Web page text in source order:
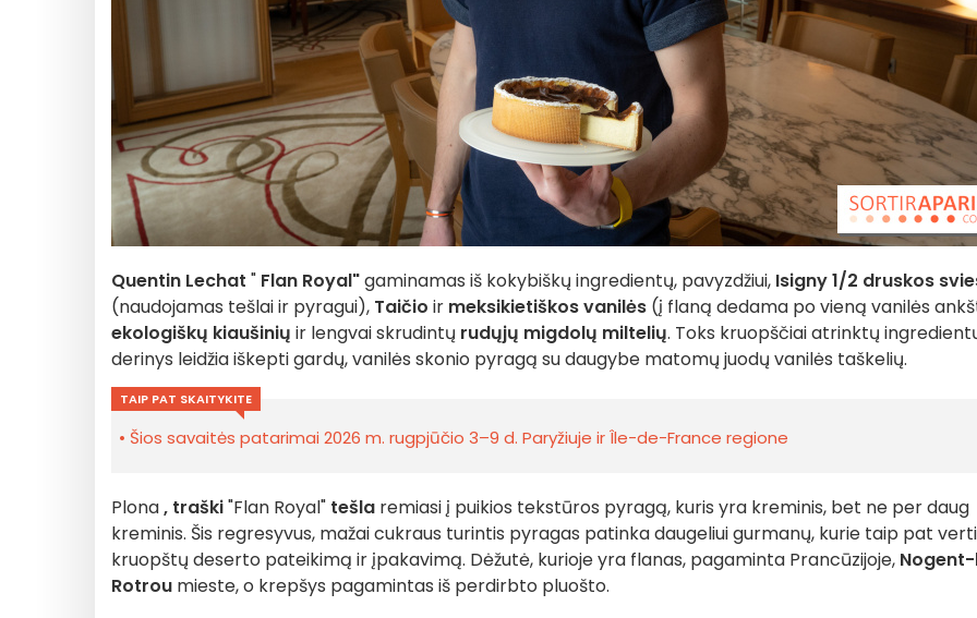
Quentin Lechat " Flan Royal"gaminamas iš kokybiškų ingredientų, pavyzdžiui, Isigny 1/2 druskos
(naudojamas tešlai ir pyragui), Taičio ir meksikietiškosvanilės (į flaną dedama po vieną vanilės
ekologiškų kiaušinių ir lengvai skrudintų rudųjų migdolų miltelių. Toks kruopščiai atrinktų
derinys leidžia iškepti gardų, vanilės skonio pyragą su daugybe matomų juodų vanilės taškelių.
TAIP PAT SKAITYKITE
Šios savaitės patarimai 2026 m. rugpjūčio 3–9 d. Paryžiuje ir Île-de-France regione
Plona, traški"Flan Royal" tešla remiasi į puikios tekstūros pyragą, kuris yra kreminis, bet ne per daug
kreminis. Šis regresyvus, mažai cukraus turintis pyragas patinka daugeliui gurmanų, kurie taip pat
kruopštų deserto pateikimą ir įpakavimą. Dėžutė, kurioje yra flanas, pagaminta Prancūzijoje,
Rotrou mieste, o krepšys pagamintas iš perdirbto pluošto.